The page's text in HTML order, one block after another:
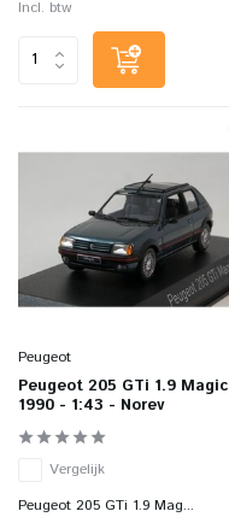
Incl. btw
Peugeot
Peugeot 205 GTi 1.9 Magic
1990 - 1:43 - Norev
Vergelijk
Peugeot 205 GTi 1.9 Mag...